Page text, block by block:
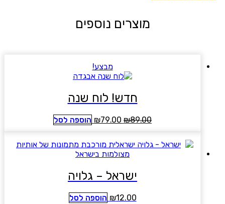
מוצרים נוספים
מבצע!
חדש! לוח שנה
₪89.00
המחיר
₪89.00.
₪79.00
המחיר
₪79.00.
הוספה לסל
ישראל – גלויה
₪12.00 הוספה לסל